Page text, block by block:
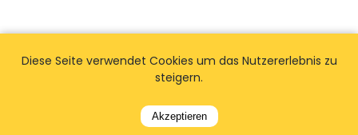
Diese Seite verwendet Cookies um das Nutzererlebnis zu
steigern.
Akzeptieren